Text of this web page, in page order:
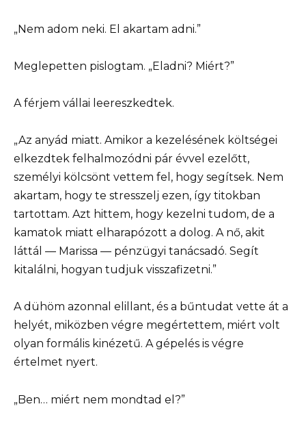
„Nem adom neki. El akartam adni.”
Meglepetten pislogtam. „Eladni? Miért?”
A férjem vállai leereszkedtek.
„Az anyád miatt. Amikor a kezelésének költségei
elkezdtek felhalmozódni pár évvel ezelőtt,
személyi kölcsönt vettem fel, hogy segítsek. Nem
akartam, hogy te stresszelj ezen, így titokban
tartottam. Azt hittem, hogy kezelni tudom, de a
kamatok miatt elharapózott a dolog. A nő, akit
láttál — Marissa — pénzügyi tanácsadó. Segít
kitalálni, hogyan tudjuk visszafizetni.”
A dühöm azonnal elillant, és a bűntudat vette át a
helyét, miközben végre megértettem, miért volt
olyan formális kinézetű. A gépelés is végre
értelmet nyert.
„Ben… miért nem mondtad el?”